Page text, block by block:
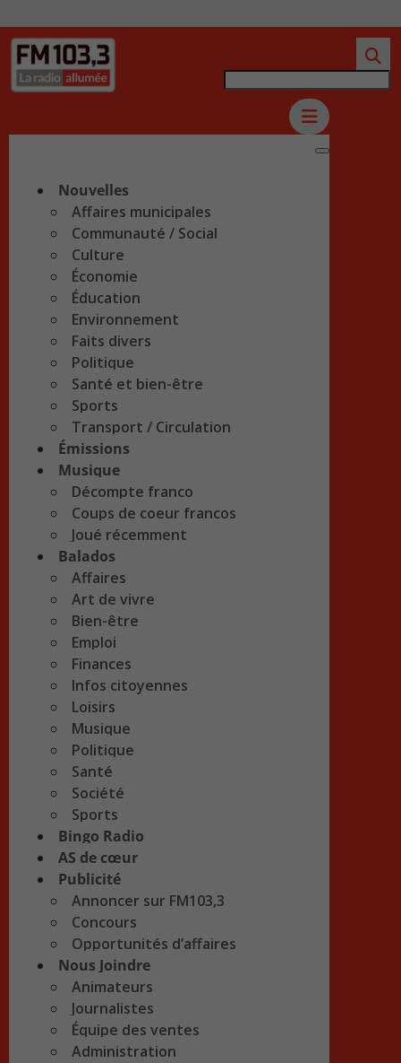
Nouvelles
Affaires municipales
Communauté / Social
Culture
Économie
Éducation
Environnement
Faits divers
Politique
Santé et bien-être
Sports
Transport / Circulation
Émissions
Musique
Décompte franco
Coups de coeur francos
Joué récemment
Balados
Affaires
Art de vivre
Bien-être
Emploi
Finances
Infos citoyennes
Loisirs
Musique
Politique
Santé
Société
Sports
Bingo Radio
AS de cœur
Publicité
Annoncer sur FM103,3
Concours
Opportunités d’affaires
Nous Joindre
Animateurs
Journalistes
Équipe des ventes
Administration